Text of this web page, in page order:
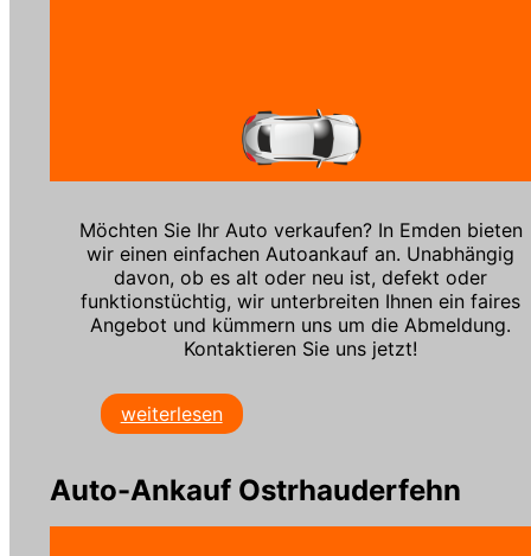
Möchten Sie Ihr Auto verkaufen? In Emden bieten
wir einen einfachen Autoankauf an. Unabhängig
davon, ob es alt oder neu ist, defekt oder
funktionstüchtig, wir unterbreiten Ihnen ein faires
Angebot und kümmern uns um die Abmeldung.
Kontaktieren Sie uns jetzt!
weiterlesen
Auto-Ankauf Ostrhauderfehn